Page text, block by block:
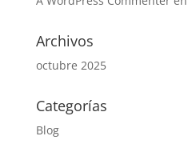
Archivos
octubre 2025
Categorías
Blog